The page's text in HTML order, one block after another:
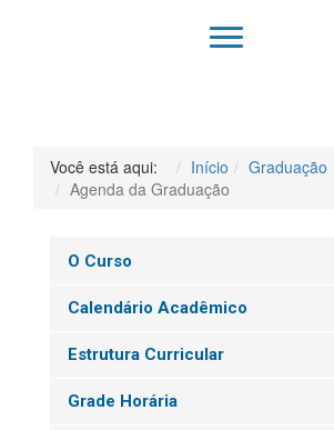
QUEM SOMOS
Você está aqui: Início
Graduação
Agenda da Graduação
O Curso
Calendário Acadêmico
Estrutura Curricular
Grade Horária